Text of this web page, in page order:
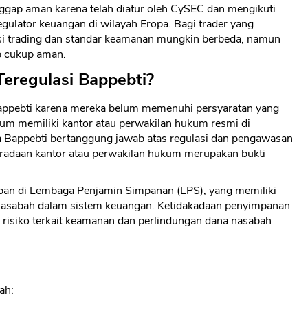
aman karena telah diatur oleh CySEC dan mengikuti
keuangan di wilayah Eropa. Bagi trader yang
dan standar keamanan mungkin berbeda, namun
aman.
Bappebti?
karena mereka belum memenuhi persyaratan yang
memiliki kantor atau perwakilan hukum resmi di
bertanggung jawab atas regulasi dan pengawasan
kantor atau perwakilan hukum merupakan bukti
di Lembaga Penjamin Simpanan (LPS), yang memiliki
dalam sistem keuangan. Ketidakadaan penyimpanan
terkait keamanan dan perlindungan dana nasabah